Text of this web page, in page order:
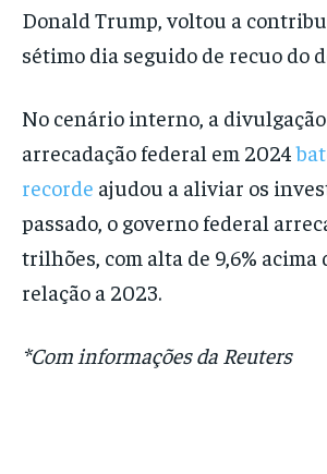
Donald Trump, voltou a
sétimo dia seguido de recuo do
No cenário interno, a
arrecadação federal em 2024
recorde ajudou a aliviar os
passado, o governo federal
trilhões, com alta de 9,6% acima
relação a 2023.
*Com informações da Reuters